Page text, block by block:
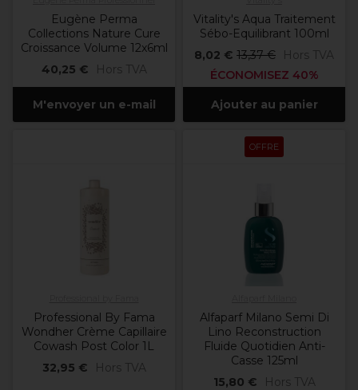
Eugène Perma
Collections Nature Cure
Croissance Volume 12x6ml
40,25 €
Hors TVA
M'envoyer un e-mail
Vitality's Aqua Traitement
Sébo-Equilibrant 100ml
8,02 € 13,37 €
Hors TVA
ÉCONOMISEZ 40%
Ajouter au panier
Professional By Fama
Wondher Crème Capillaire
Cowash Post Color 1L
32,95 €
Hors TVA
OFFRE
Alfaparf Milano Semi Di
Lino Reconstruction
Fluide Quotidien Anti-
Casse 125ml
15,80 €
Hors TVA